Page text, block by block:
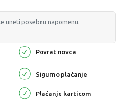
Povrat novca
Sigurno plaćanje
Plaćanje karticom